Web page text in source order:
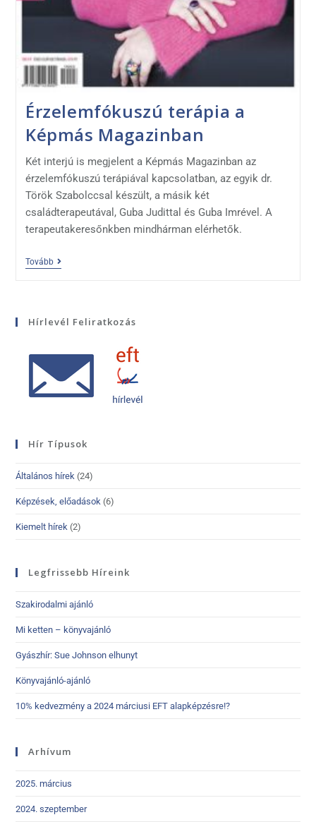
Érzelemfókuszú terápia a
Képmás Magazinban
Két interjú is megjelent a Képmás Magazinban az
érzelemfókuszú terápiával kapcsolatban, az egyik dr.
Török Szabolccsal készült, a másik két
családterapeutával, Guba Judittal és Guba Imrével. A
terapeutakeresőnkben mindhárman elérhetők.
Tovább
Hírlevél Feliratkozás
Hír Típusok
Általános hírek (24)
Képzések, előadások (6)
Kiemelt hírek (2)
Legfrissebb Híreink
Szakirodalmi ajánló
Mi ketten – könyvajánló
Gyászhír: Sue Johnson elhunyt
Könyvajánló-ajánló
10% kedvezmény a 2024 márciusi EFT alapképzésre!?
Arhívum
2025. március
2024. szeptember